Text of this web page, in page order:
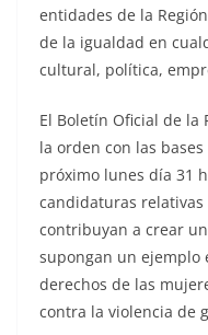
entidades de la
de la igualdad en
cultural, política,
El Boletín Oficial de la
la orden con las
próximo lunes día 31
candidaturas relativas
contribuyan a crear
supongan un ejemplo
derechos de las
contra la violencia de